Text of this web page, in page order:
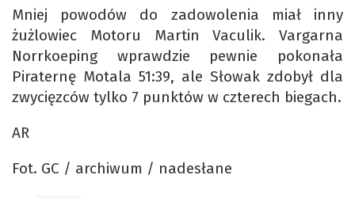
Mniej powodów do zadowolenia miał inny
żużlowiec Motoru Martin Vaculik. Vargarna
Norrkoeping wprawdzie pewnie pokonała
Piraternę Motala 51:39, ale Słowak zdobył dla
zwycięzców tylko 7 punktów w czterech biegach.
AR
Fot. GC / archiwum / nadesłane